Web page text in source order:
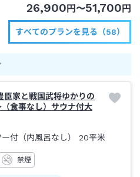
26,900円〜51,700円
すべてのプランを見る（58）
臣家と戦国武将ゆかりの
食事なし）サウナ付大
付（内風呂なし） 20平米
禁煙